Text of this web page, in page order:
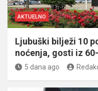
AKTUELNO
Ljubuški bilježi 10
noćenja, gosti iz
5 dana ago